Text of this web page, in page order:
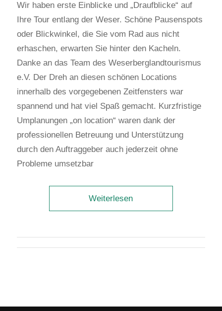
Wir haben erste Einblicke und „Draufblicke“ auf
Ihre Tour entlang der Weser. Schöne Pausenspots
oder Blickwinkel, die Sie vom Rad aus nicht
erhaschen, erwarten Sie hinter den Kacheln.
Danke an das Team des Weserberglandtourismus
e.V. Der Dreh an diesen schönen Locations
innerhalb des vorgegebenen Zeitfensters war
spannend und hat viel Spaß gemacht. Kurzfristige
Umplanungen „on location“ waren dank der
professionellen Betreuung und Unterstützung
durch den Auftraggeber auch jederzeit ohne
Probleme umsetzbar
Weiterlesen